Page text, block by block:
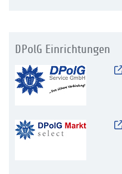
DPolG Einrichtungen